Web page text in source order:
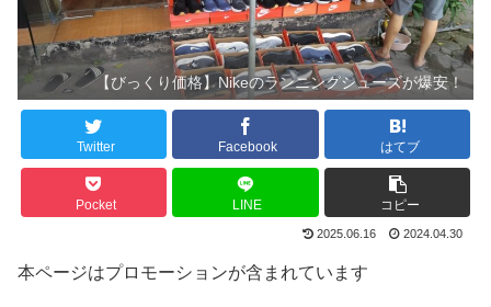
【びっくり価格】Nikeのランニングシューズが爆安！
Twitter Facebook はてブ
Pocket LINE コピー
2025.06.16 2024.04.30
本ページはプロモーションが含まれています